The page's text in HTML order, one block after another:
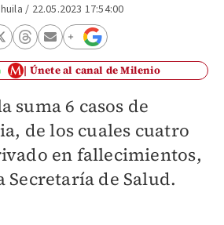
/ 22.05.2023 17:54:00
Únete al canal de Milenio
suma 6 casos de
de los cuales cuatro
en fallecimientos,
Secretaría de Salud.